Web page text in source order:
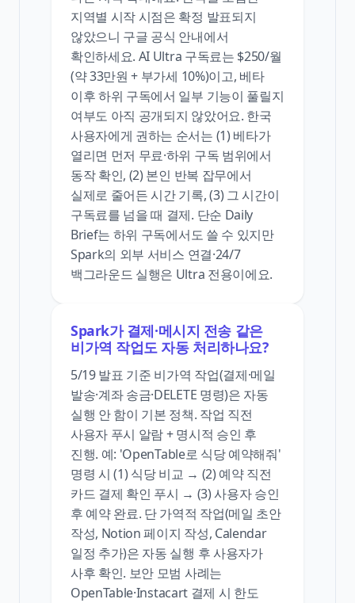
지역별 시작 시점은 확정 발표되지
않았으니 구글 공식 안내에서
확인하세요. AI Ultra 구독료는 $250/월
(약 33만원 + 부가세 10%)이고, 베타
이후 하위 구독에서 일부 기능이 풀릴지
여부도 아직 공개되지 않았어요. 한국
사용자에게 권하는 순서는 (1) 베타가
열리면 먼저 무료·하위 구독 범위에서
동작 확인, (2) 본인 반복 잡무에서
실제로 줄어든 시간 기록, (3) 그 시간이
구독료를 넘을 때 결제. 단순 Daily
Brief는 하위 구독에서도 쓸 수 있지만
Spark의 외부 서비스 연결·24/7
백그라운드 실행은 Ultra 전용이에요.
Spark가 결제·메시지 전송 같은
비가역 작업도 자동 처리하나요?
5/19 발표 기준 비가역 작업(결제·메일
발송·계좌 송금·DELETE 명령)은 자동
실행 안 함이 기본 정책. 작업 직전
사용자 푸시 알람 + 명시적 승인 후
진행. 예: 'OpenTable로 식당 예약해줘'
명령 시 (1) 식당 비교 → (2) 예약 직전
카드 결제 확인 푸시 → (3) 사용자 승인
후 예약 완료. 단 가역적 작업(메일 초안
작성, Notion 페이지 작성, Calendar
일정 추가)은 자동 실행 후 사용자가
사후 확인. 보안 모범 사례는
OpenTable·Instacart 결제 시 한도